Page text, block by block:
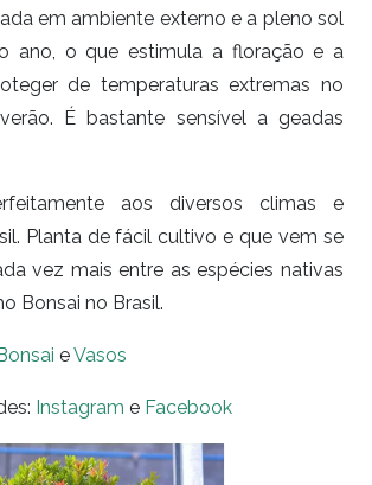
em ambiente externo e a pleno sol
ano, o que estimula a floração e a
de temperaturas extremas no
É bastante sensível a geadas
aos diversos climas e
Planta de fácil cultivo e que vem se
vez mais entre as espécies nativas
Bonsai no Brasil.
eVasos
Instagram e Facebook